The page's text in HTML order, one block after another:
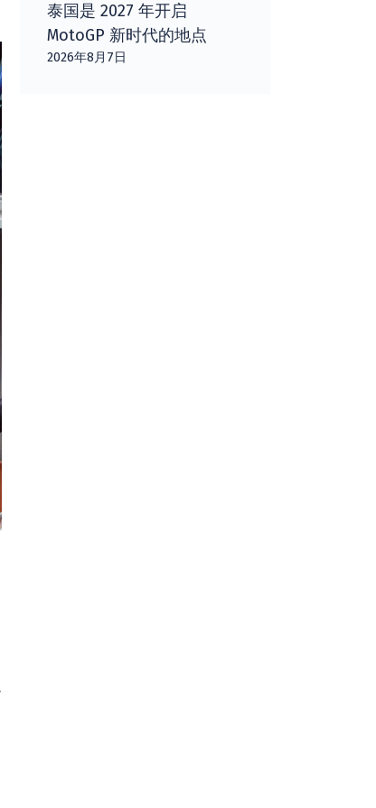
泰国是 2027 年开启
MotoGP 新时代的地点
2026年8月7日